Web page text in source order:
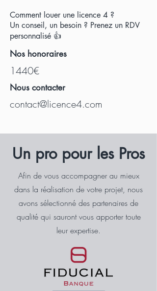
Comment louer une licence 4 ?
Un conseil, un besoin ? Prenez un RDV
personnalisé 👍
Nos honoraires
1440€
Nous contacter
contact@licence4.com
Un pro pour les Pros
Afin de vous accompagner au mieux
dans la réalisation de votre projet, nous
avons sélectionné des partenaires de
qualité qui sauront vous apporter toute
leur expertise.